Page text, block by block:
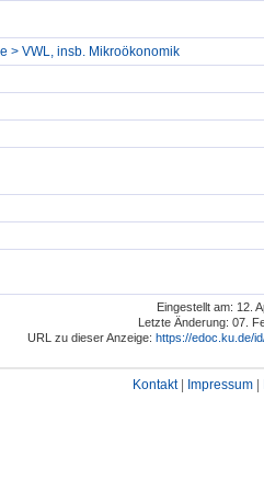
> VWL, insb. Mikroökonomik
Eingestellt am: 12.
Letzte Änderung: 07.
URL zu dieser Anzeige: https://edoc.ku.de/
Kontakt| Impressum